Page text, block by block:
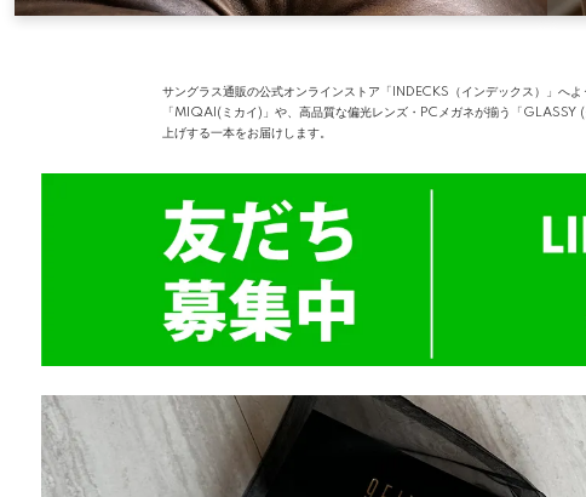
サングラス通販の公式オンラインストア「INDECKS（インデックス）」へ
「MIQAI(ミカイ)」や、高品質な偏光レンズ・PCメガネが揃う「GLASSY
上げする一本をお届けします。